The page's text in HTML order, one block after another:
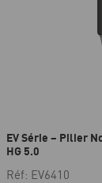
EV Série – Pilier
HG 5.0
Réf: EV6410